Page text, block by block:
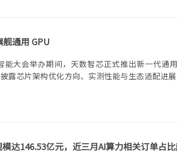
通用 GPU
能大会举办期间，天数智芯正式推出新一代通
露芯片架构优化方向、实测性能与生态适配进
达146.53亿元，近三月AI算力相关订单占